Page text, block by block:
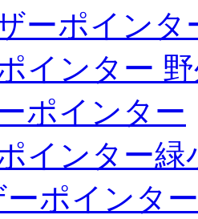
ーポインタ
インター
ポインター
インター緑
ーポインター